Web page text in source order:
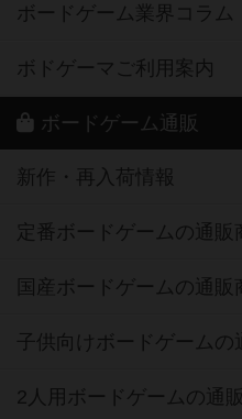
ボードゲーム業界コラム
ボドゲーマご利用案内
ボードゲーム通販
新作・再入荷情報
定番ボードゲームの通販
国産ボードゲームの通販
子供向けボードゲームの
2人用ボードゲームの通